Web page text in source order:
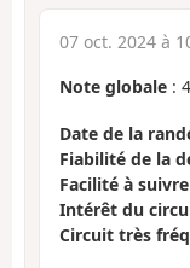
07 oct. 2024 à
Note globale :
Date de la
Fiabilité de la
Facilité à
Intérêt du
Circuit très